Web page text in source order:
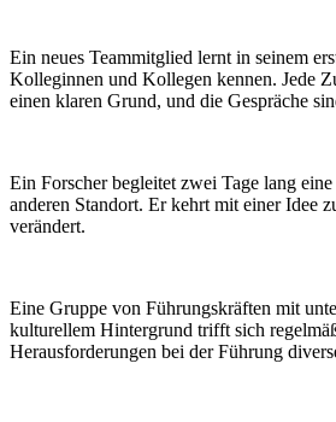
Ein neues Teammitglied lernt in seinem
Kolleginnen und Kollegen kennen. Jede
einen klaren Grund, und die Gespräche
Ein Forscher begleitet zwei Tage lang
anderen Standort. Er kehrt mit einer Idee
verändert.
Eine Gruppe von Führungskräften mit
kulturellem Hintergrund trifft sich
Herausforderungen bei der Führung